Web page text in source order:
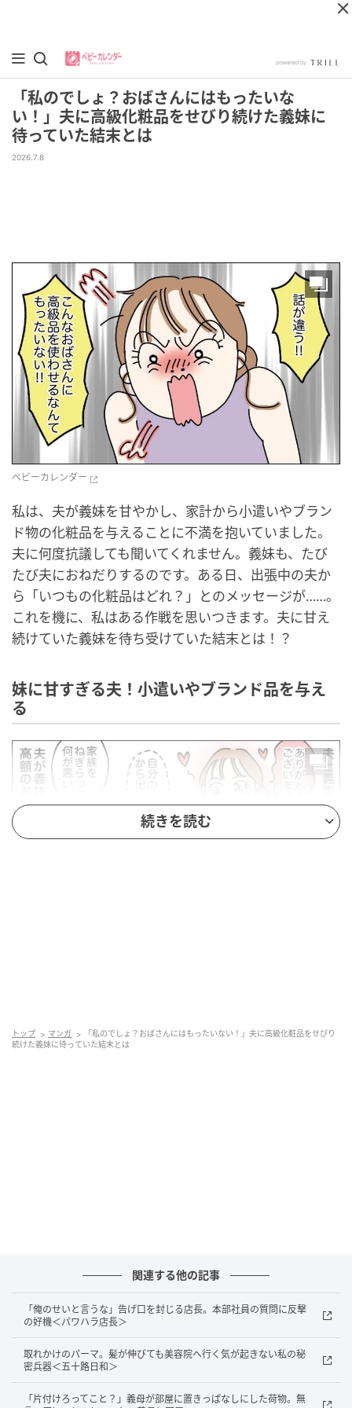
「私のでしょ？おばさんにはもったいな
い！」夫に高級化粧品をせびり続けた義妹に
待っていた結末とは
2026.7.8
ベビーカレンダー
私は、夫が義妹を甘やかし、家計から小遣いやブラン
ド物の化粧品を与えることに不満を抱いていました。
夫に何度抗議しても聞いてくれません。義妹も、たび
たび夫におねだりするのです。ある日、出張中の夫か
ら「いつもの化粧品はどれ？」とのメッセージが……。
これを機に、私はある作戦を思いつきます。夫に甘え
続けていた義妹を待ち受けていた結末とは！？
妹に甘すぎる夫！小遣いやブランド品を与え
る
続きを読む
トップ マンガ
「私のでしょ？おばさんにはもったいない！」夫に高級化粧品をせびり
続けた義妹に待っていた結末とは
関連する他の記事
「俺のせいと言うな」告げ口を封じる店長。本部社員の質問に反撃
の好機＜パワハラ店長＞
取れかけのパーマ。髪が伸びても美容院へ行く気が起きない私の秘
密兵器＜五十路日和＞
「片付けろってこと？」義母が部屋に置きっぱなしにした荷物。無